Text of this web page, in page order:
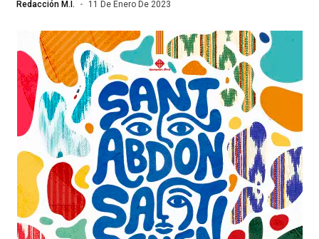
Redacción M.I. 11 De Enero De 2023